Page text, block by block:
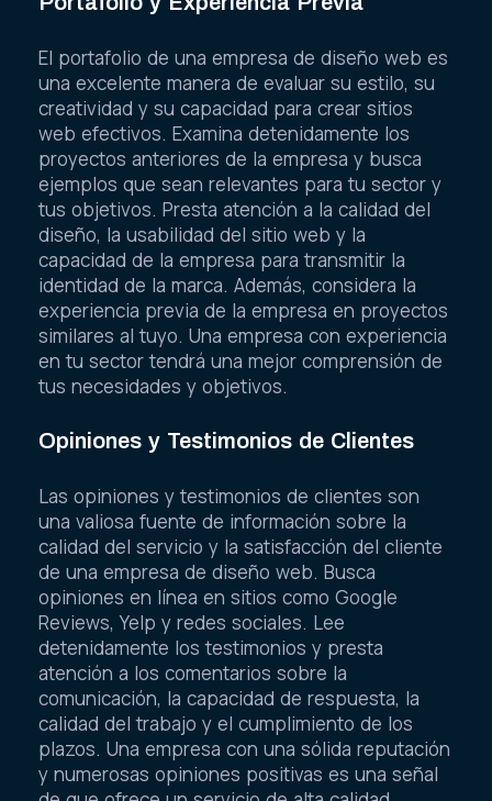
El portafolio de una empresa de diseño web es
una excelente manera de evaluar su estilo, su
creatividad y su capacidad para crear sitios
web efectivos. Examina detenidamente los
proyectos anteriores de la empresa y busca
ejemplos que sean relevantes para tu sector y
tus objetivos. Presta atención a la calidad del
diseño, la usabilidad del sitio web y la
capacidad de la empresa para transmitir la
identidad de la marca. Además, considera la
experiencia previa de la empresa en proyectos
similares al tuyo. Una empresa con experiencia
en tu sector tendrá una mejor comprensión de
tus necesidades y objetivos.
Opiniones y Testimonios de Clientes
Las opiniones y testimonios de clientes son
una valiosa fuente de información sobre la
calidad del servicio y la satisfacción del cliente
de una empresa de diseño web. Busca
opiniones en línea en sitios como Google
Reviews, Yelp y redes sociales. Lee
detenidamente los testimonios y presta
atención a los comentarios sobre la
comunicación, la capacidad de respuesta, la
calidad del trabajo y el cumplimiento de los
plazos. Una empresa con una sólida reputación
y numerosas opiniones positivas es una señal